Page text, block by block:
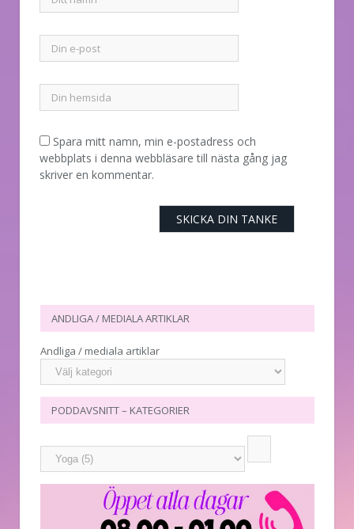
Spara mitt namn, min e-postadress och
webbplats i denna webbläsare till nästa gång jag
skriver en kommentar.
ANDLIGA / MEDIALA ARTIKLAR
Andliga / mediala artiklar
PODDAVSNITT – KATEGORIER